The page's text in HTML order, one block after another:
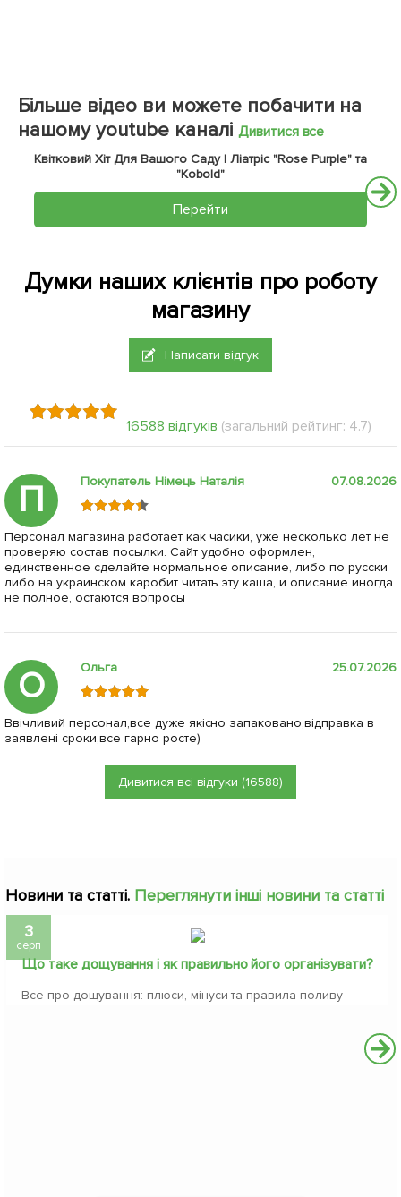
Більше відео ви можете побачити на
нашому youtube каналі Дивитися все
Квітковий Хіт Для Вашого Саду | Ліатріс "Rose Purple" та
"Kobold"
Перейти
Думки наших клієнтів про роботу
магазину
Написати відгук
16588 відгуків (загальний рейтинг: 4.7)
П Покупатель Німець Наталія 07.08.2026
Персонал магазина работает как часики, уже несколько лет не
проверяю состав посылки. Сайт удобно оформлен,
единственное сделайте нормальное описание, либо по русски
либо на украинском каробит читать эту каша, и описание иногда
не полное, остаются вопросы
О Ольга 25.07.2026
Ввічливий персонал,все дуже якісно запаковано,відправка в
заявлені сроки,все гарно росте)
Дивитися всі відгуки (16588)
Новини та статті. Переглянути інші новини та статті
3
серп
Що таке дощування і як правильно його організувати?
Все про дощування: плюси, мінуси та правила поливу